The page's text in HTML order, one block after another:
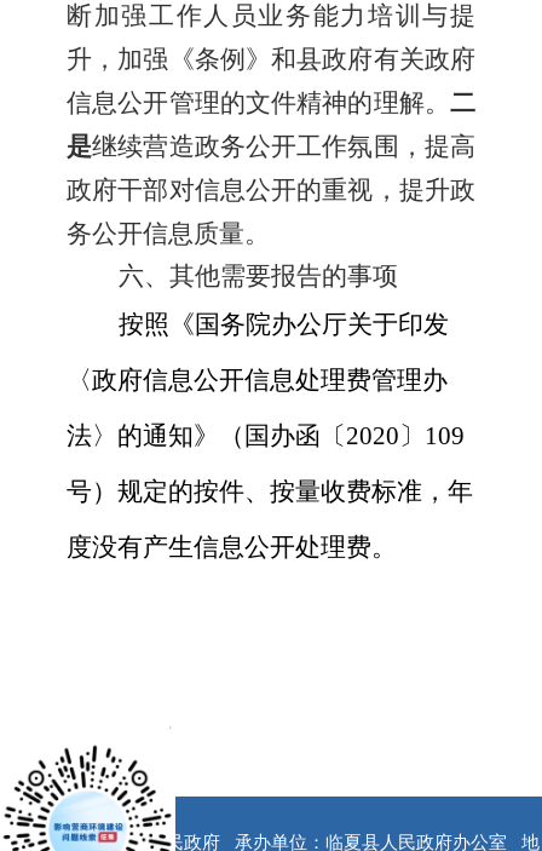
断加强工作人员业务能力培训与提
升，加强《条例》和县政府有关政府
信息公开管理的文件精神的理解。 二
是继续营造政务公开工作氛围，提高
政府干部对信息公开的重视，提升政
务公开信息质量。
六、其他需要报告的事项
按照《国务院办公厅关于印发
〈政府信息公开信息处理费管理办
法〉的通知》（国办函〔2020〕109
号）规定的按件、按量收费标准，年
度没有产生信息公开处理费。
版权所有：临夏县人民政府 承办单位：临夏县人民政府办公室 地
x